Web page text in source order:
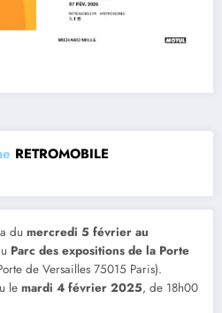
RETROMOBILE
du mercredi 5 février au
Parc des expositions de la Porte
de Versailles 75015 Paris).
le mardi 4 février 2025, de 18h00